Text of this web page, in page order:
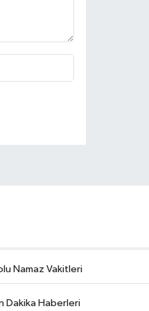
Namaz Vakitleri
Dakika Haberleri